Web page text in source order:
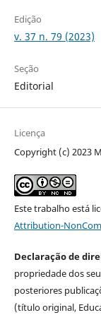
Edição
v. 37 n. 79 (2023)
Seção
Editorial
Licença
Copyright (c) 2023
Este trabalho está
Attribution-
Declaração de
propriedade dos
posteriores
(título original,